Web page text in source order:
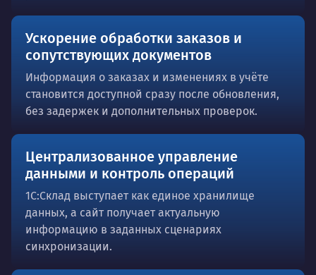
Ускорение обработки заказов и
сопутствующих документов
Информация о заказах и изменениях в учёте
становится доступной сразу после обновления,
без задержек и дополнительных проверок.
Централизованное управление
данными и контроль операций
1С:Склад выступает как единое хранилище
данных, а сайт получает актуальную
информацию в заданных сценариях
синхронизации.